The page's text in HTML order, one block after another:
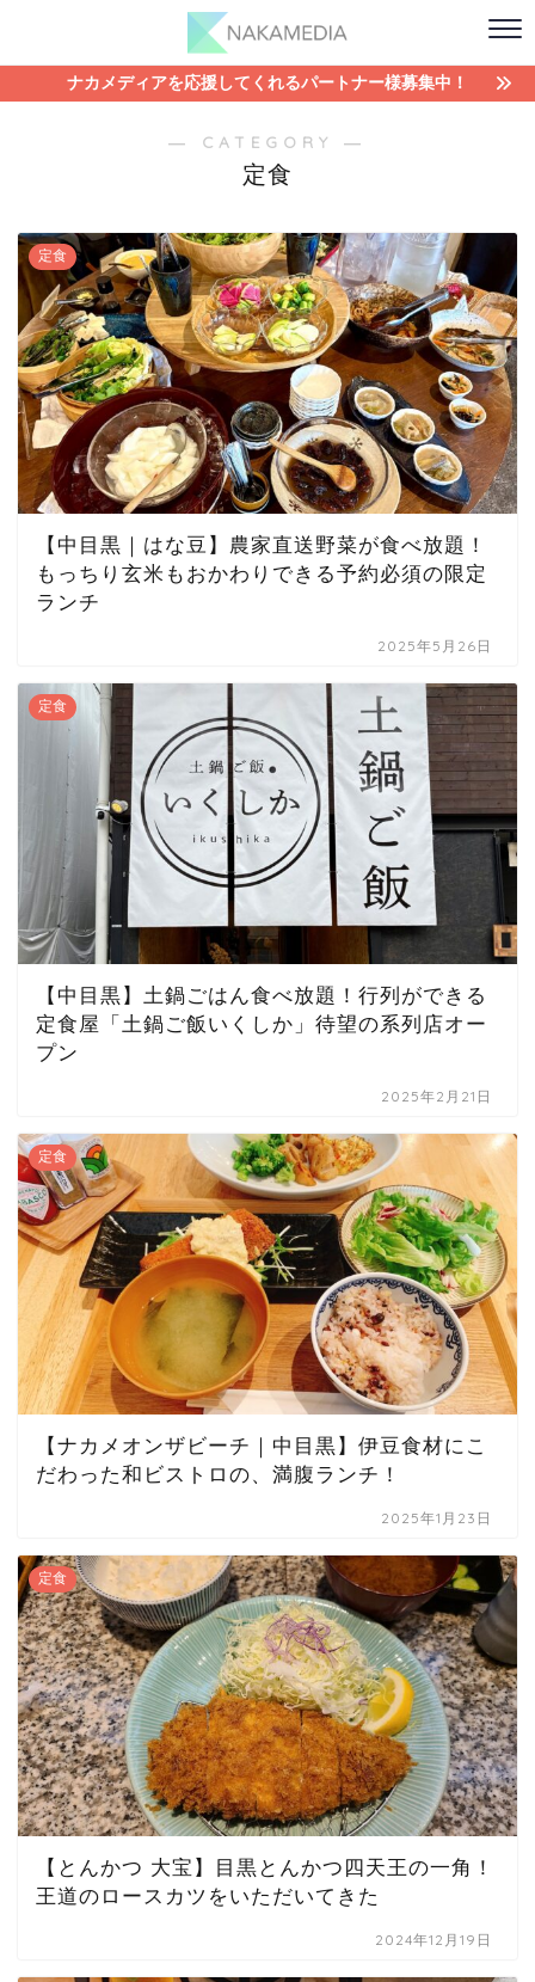
ナカメディアを応援してくれるパートナー様募集中！
― CATEGORY ―
定食
定食
【中目黒｜はな豆】農家直送野菜が食べ放題！
もっちり玄米もおかわりできる予約必須の限定
ランチ
2025年5月26日
定食
【中目黒】土鍋ごはん食べ放題！行列ができる
定食屋「土鍋ご飯いくしか」待望の系列店オー
プン
2025年2月21日
定食
【ナカメオンザビーチ｜中目黒】伊豆食材にこ
だわった和ビストロの、満腹ランチ！
2025年1月23日
定食
【とんかつ 大宝】目黒とんかつ四天王の一角！
王道のロースカツをいただいてきた
2024年12月19日